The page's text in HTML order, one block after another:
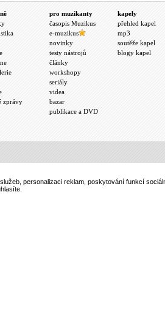
zprávy
pro muzikanty
časopis Muzikus
e-muzikus
novinky
testy nástrojů
články
workshopy
seriály
videa
bazar
publikace a DVD
kapely
přehled kapel
mp3
soutěže kapel
blogy kapel
personalizaci reklam, poskytování funkcí